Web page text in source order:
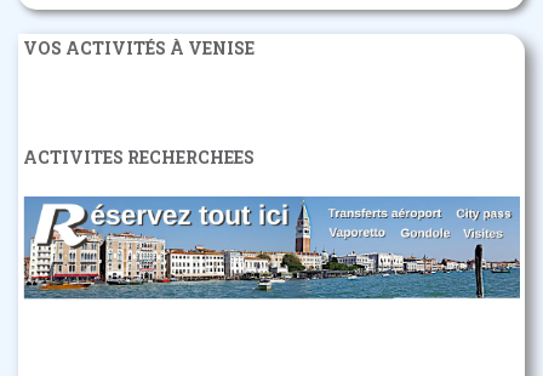
VOS ACTIVITÉS À VENISE
ACTIVITES RECHERCHEES